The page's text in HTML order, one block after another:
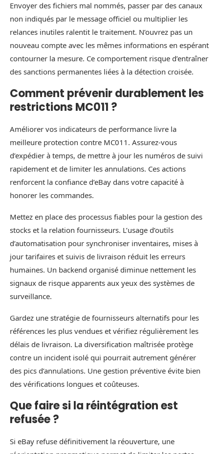
Envoyer des fichiers mal nommés, passer par des canaux
non indiqués par le message officiel ou multiplier les
relances inutiles ralentit le traitement. N’ouvrez pas un
nouveau compte avec les mêmes informations en espérant
contourner la mesure. Ce comportement risque d’entraîner
des sanctions permanentes liées à la détection croisée.
Comment prévenir durablement les
restrictions MC011 ?
Améliorer vos indicateurs de performance livre la
meilleure protection contre MC011. Assurez-vous
d’expédier à temps, de mettre à jour les numéros de suivi
rapidement et de limiter les annulations. Ces actions
renforcent la confiance d’eBay dans votre capacité à
honorer les commandes.
Mettez en place des processus fiables pour la gestion des
stocks et la relation fournisseurs. L’usage d’outils
d’automatisation pour synchroniser inventaires, mises à
jour tarifaires et suivis de livraison réduit les erreurs
humaines. Un backend organisé diminue nettement les
signaux de risque apparents aux yeux des systèmes de
surveillance.
Gardez une stratégie de fournisseurs alternatifs pour les
références les plus vendues et vérifiez régulièrement les
délais de livraison. La diversification maîtrisée protège
contre un incident isolé qui pourrait autrement générer
des pics d’annulations. Une gestion préventive évite bien
des vérifications longues et coûteuses.
Que faire si la réintégration est
refusée ?
Si eBay refuse définitivement la réouverture, une